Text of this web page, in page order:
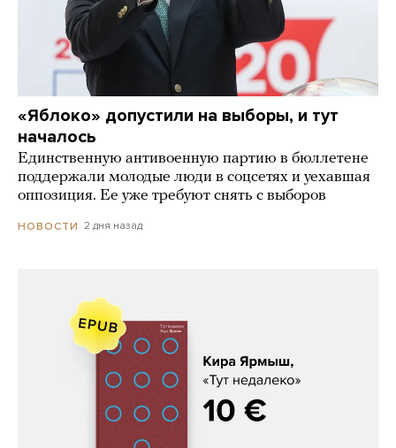
«Яблоко» допустили на выборы, и тут
началось
Единственную антивоенную партию в бюллетене
поддержали молодые люди в соцсетях и уехавшая
оппозиция. Ее уже требуют снять с выборов
НОВОСТИ 2 дня назад